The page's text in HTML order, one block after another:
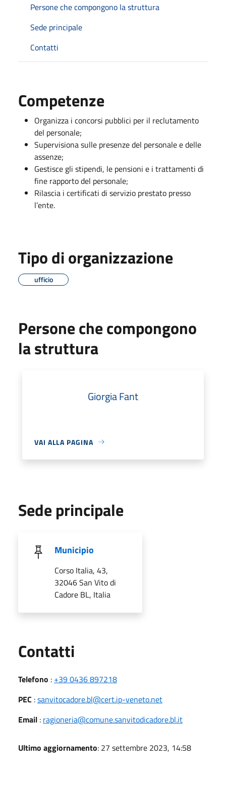
Persone che compongono la struttura
Sede principale
Contatti
Competenze
Organizza i concorsi pubblici per il reclutamento
del personale;
Supervisiona sulle presenze del personale e delle
assenze;
Gestisce gli stipendi, le pensioni e i trattamenti di
fine rapporto del personale;
Rilascia i certificati di servizio prestato presso
l’ente.
Tipo di organizzazione
ufficio
Persone che compongono
la struttura
Giorgia Fant
VAI ALLA PAGINA
Sede principale
Municipio
Corso Italia, 43,
32046 San Vito di
Cadore BL, Italia
Contatti
Telefono : +39 0436 897218
PEC :sanvitocadore.bl@cert.ip-veneto.net
Email : ragioneria@comune.sanvitodicadore.bl.it
Ultimo aggiornamento: 27 settembre 2023, 14:58